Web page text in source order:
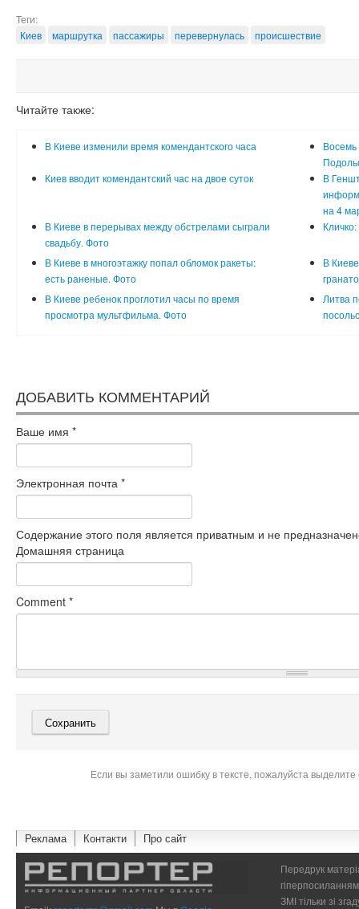
Теги:
Киев
маршрутка пассажиры перевернулась происшествие
Читайте также:
В Киеве изменили время комендантского часа
Восемь
Киев вводит комендантский час на двое суток
В
на 4
В Киеве в перерывах между обстрелами сыграли
свадьбу. Фото
В Киеве в многоэтажку попал обломок ракеты:
есть раненые. Фото
В
В Киеве ребенок проглотил часы по время
просмотра мультфильма. Фото
Литва
ДОБАВИТЬ КОММЕНТАРИЙ
Ваше имя *
Электронная почта *
Содержание этого поля является приватным и не
Домашняя страница
Comment *
Если вы заметили ошибку в тексте, пожалуйста
Реклама Контакти Про сайт
Передрук
ЗМІ тільки зі